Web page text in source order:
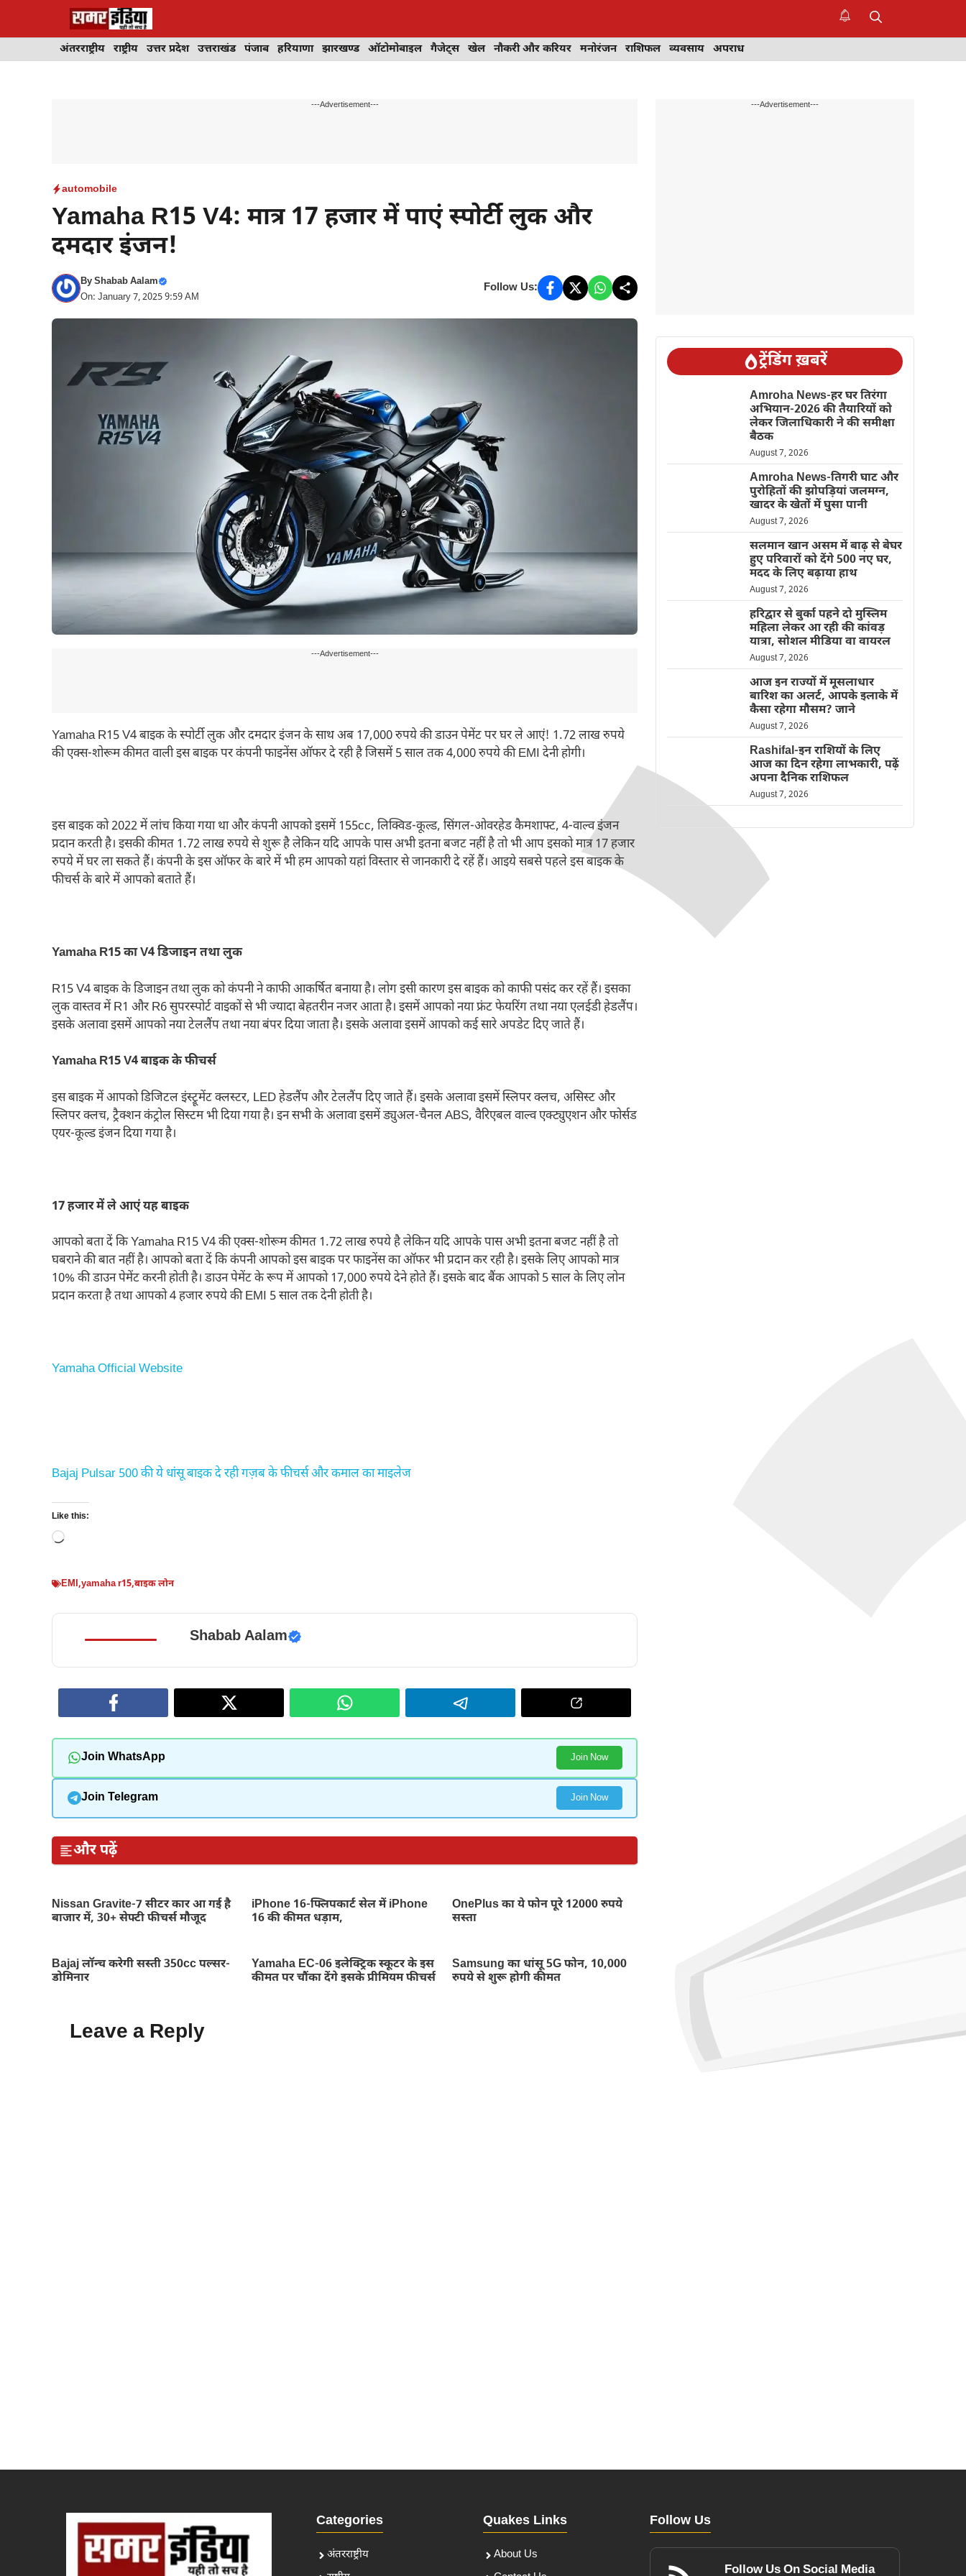
अंतरराष्ट्रीय राष्ट्रीय उत्तर प्रदेश उत्तराखंड पंजाब हरियाणा झारखण्ड ऑटोमोबाइल गैजेट्स खेल नौकरी और करियर मनोरंजन राशिफल व्यवसाय अपराध
---Advertisement---
automobile
Yamaha R15 V4: मात्र 17 हजार में पाएं स्पोर्टी लुक और
दमदार इंजन!
ByShabab Aalam
On: January 7, 2025 9:59 AM
Follow Us:
---Advertisement---
Yamaha R15 V4 बाइक के स्पोर्टी लुक और दमदार इंजन के साथ अब 17,000 रुपये की डाउन पेमेंट पर घर ले आएं! 1.72 लाख रुपये
की एक्स-शोरूम कीमत वाली इस बाइक पर कंपनी फाइनेंस ऑफर दे रही है जिसमें 5 साल तक 4,000 रुपये की EMI देनी होगी।
इस बाइक को 2022 में लांच किया गया था और कंपनी आपको इसमें 155cc, लिक्विड-कूल्ड, सिंगल-ओवरहेड कैमशाफ्ट, 4-वाल्व इंजन
प्रदान करती है। इसकी कीमत 1.72 लाख रुपये से शुरू है लेकिन यदि आपके पास अभी इतना बजट नहीं है तो भी आप इसको मात्र 17 हजार
रुपये में घर ला सकते हैं। कंपनी के इस ऑफर के बारे में भी हम आपको यहां विस्तार से जानकारी दे रहें हैं। आइये सबसे पहले इस बाइक के
फीचर्स के बारे में आपको बताते हैं।
Yamaha R15 का V4 डिजाइन तथा लुक
R15 V4 बाइक के डिजाइन तथा लुक को कंपनी ने काफी आकर्षित बनाया है। लोग इसी कारण इस बाइक को काफी पसंद कर रहें हैं। इसका
लुक वास्तव में R1 और R6 सुपरस्पोर्ट वाइकों से भी ज्यादा बेहतरीन नजर आता है। इसमें आपको नया फ्रंट फेयरिंग तथा नया एलईडी हेडलैंप।
इसके अलावा इसमें आपको नया टेललैंप तथा नया बंपर दिया जाता है। इसके अलावा इसमें आपको कई सारे अपडेट दिए जाते हैं।
Yamaha R15 V4 बाइक के फीचर्स
इस बाइक में आपको डिजिटल इंस्ट्रूमेंट क्लस्टर, LED हेडलैंप और टेललैंप दिए जाते हैं। इसके अलावा इसमें स्लिपर क्लच, असिस्ट और
स्लिपर क्लच, ट्रैक्शन कंट्रोल सिस्टम भी दिया गया है। इन सभी के अलावा इसमें ड्युअल-चैनल ABS, वैरिएबल वाल्व एक्ट्युएशन और फोर्सड
एयर-कूल्ड इंजन दिया गया है।
17 हजार में ले आएं यह बाइक
आपको बता दें कि Yamaha R15 V4 की एक्स-शोरूम कीमत 1.72 लाख रुपये है लेकिन यदि आपके पास अभी इतना बजट नहीं है तो
घबराने की बात नहीं है। आपको बता दें कि कंपनी आपको इस बाइक पर फाइनेंस का ऑफर भी प्रदान कर रही है। इसके लिए आपको मात्र
10% की डाउन पेमेंट करनी होती है। डाउन पेमेंट के रूप में आपको 17,000 रुपये देने होते हैं। इसके बाद बैंक आपको 5 साल के लिए लोन
प्रदान करता है तथा आपको 4 हजार रुपये की EMI 5 साल तक देनी होती है।
Yamaha Official Website
Bajaj Pulsar 500 की ये धांसू बाइक दे रही गज़ब के फीचर्स और कमाल का माइलेज
Like this:
Loading…
EMI,yamaha r15,बाइक लोन
Shabab Aalam
Join WhatsApp Join Now
Join Telegram Join Now
और पढ़ें
Nissan Gravite-7 सीटर कार आ गई है
बाजार में, 30+ सेफ्टी फीचर्स मौजूद
iPhone 16-फ्लिपकार्ट सेल में iPhone
16 की कीमत धड़ाम,
OnePlus का ये फोन पूरे 12000 रुपये
सस्ता
Bajaj लॉन्च करेगी सस्ती 350cc पल्सर-
डोमिनार
Yamaha EC-06 इलेक्ट्रिक स्कूटर के इस
कीमत पर चौंका देंगे इसके प्रीमियम फीचर्स
Samsung का धांसू 5G फोन, 10,000
रुपये से शुरू होगी कीमत
Leave a Reply
---Advertisement---
ट्रेंडिंग ख़बरें
Amroha News-हर घर तिरंगा
अभियान-2026 की तैयारियों को
लेकर जिलाधिकारी ने की समीक्षा
बैठक
August 7, 2026
Amroha News-तिगरी घाट और
पुरोहितों की झोपड़ियां जलमग्न,
खादर के खेतों में घुसा पानी
August 7, 2026
सलमान खान असम में बाढ़ से बेघर
हुए परिवारों को देंगे 500 नए घर,
मदद के लिए बढ़ाया हाथ
August 7, 2026
हरिद्वार से बुर्का पहने दो मुस्लिम
महिला लेकर आ रही की कांवड़
यात्रा, सोशल मीडिया वा वायरल
August 7, 2026
आज इन राज्यों में मूसलाधार
बारिश का अलर्ट, आपके इलाके में
कैसा रहेगा मौसम? जाने
August 7, 2026
Rashifal-इन राशियों के लिए
आज का दिन रहेगा लाभकारी, पढ़ें
अपना दैनिक राशिफल
August 7, 2026
Categories
अंतरराष्ट्रीय
Quakes Links
About Us
Follow Us
Follow Us On Social Media